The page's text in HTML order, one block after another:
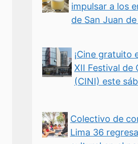
impulsar a los
de San Juan
¡Cine gratuito
XII Festival de
(CINI) este
Colectivo de
Lima 36